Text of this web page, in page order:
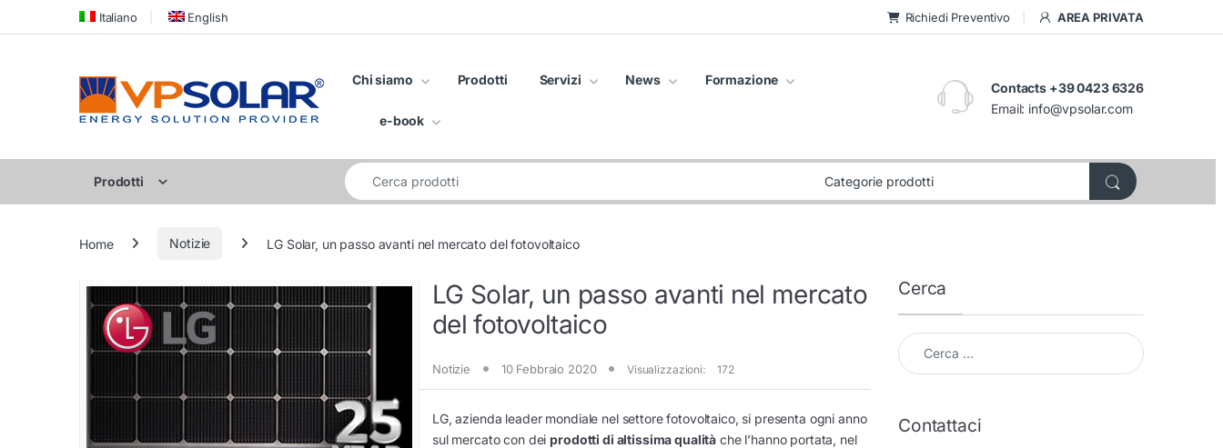
Skip to navigation
Skip to content Italiano English Richiedi Preventivo AREA PRIVATA
Chi siamo Prodotti Servizi News Formazione
e-book
Contacts +39 0423 6326
Email: info@vpsolar.com
Prodotti
Cerca per:
Home Notizie LG Solar, un passo avanti nel mercato del fotovoltaico
LG Solar, un passo avanti nel mercato
del fotovoltaico
Notizie 10 Febbraio 2020 Visualizzazioni: 172
LG, azienda leader mondiale nel settore fotovoltaico, si presenta ogni anno
sul mercato con deiprodotti di altissima qualità che l’hanno portata, nel
Cerca
Cerca per:
Contattaci